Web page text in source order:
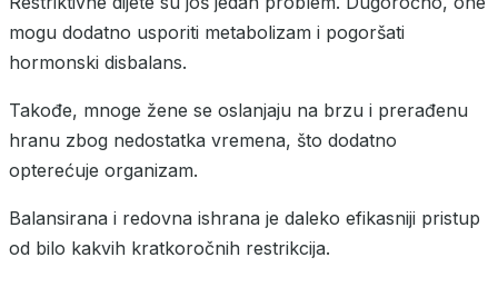
mogu dodatno usporiti metabolizam i pogoršati
hormonski disbalans.
Takođe, mnoge žene se oslanjaju na brzu i prerađenu
hranu zbog nedostatka vremena, što dodatno
opterećuje organizam.
Balansirana i redovna ishrana je daleko efikasniji pristup
od bilo kakvih kratkoročnih restrikcija.